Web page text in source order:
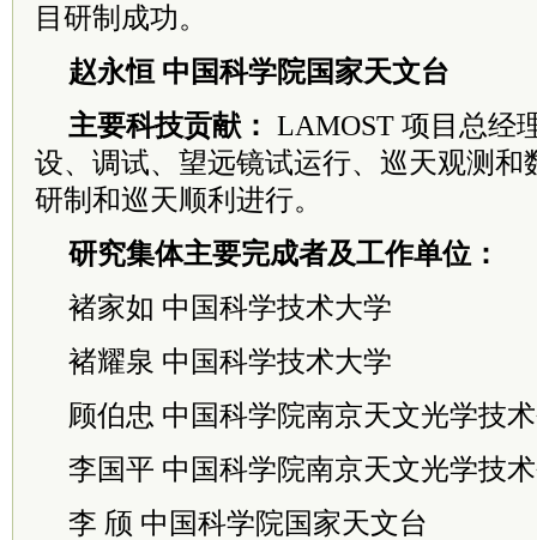
目研制成功。
赵永恒 中国科学院国家天文台
主要科技贡献： LAMOST 项目总经
设、调试、望远镜试运行、巡天观测和
研制和巡天顺利进行。
研究集体主要完成者及工作单位：
褚家如 中国科学技术大学
褚耀泉 中国科学技术大学
顾伯忠 中国科学院南京天文光学技
李国平 中国科学院南京天文光学技
李 颀 中国科学院国家天文台